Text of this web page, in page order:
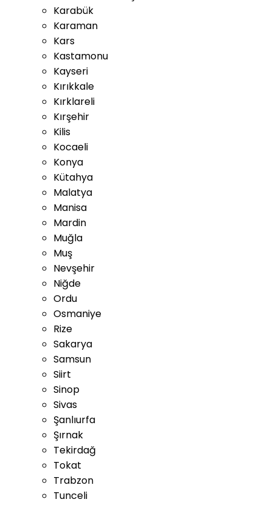
Karabük
Karaman
Kars
Kastamonu
Kayseri
Kırıkkale
Kırklareli
Kırşehir
Kilis
Kocaeli
Konya
Kütahya
Malatya
Manisa
Mardin
Muğla
Muş
Nevşehir
Niğde
Ordu
Osmaniye
Rize
Sakarya
Samsun
Siirt
Sinop
Sivas
Şanlıurfa
Şırnak
Tekirdağ
Tokat
Trabzon
Tunceli